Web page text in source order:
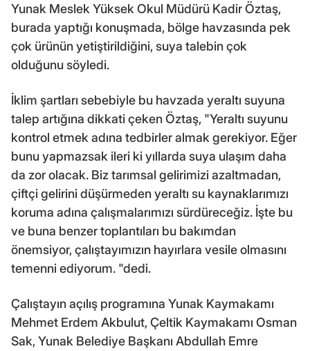
Yunak Meslek Yüksek Okul Müdürü Kadir Öztaş,
burada yaptığı konuşmada, bölge havzasında pek
çok ürünün yetiştirildiğini, suya talebin çok
olduğunu söyledi.
İklim şartları sebebiyle bu havzada yeraltı suyuna
talep artığına dikkati çeken Öztaş, "Yeraltı suyunu
kontrol etmek adına tedbirler almak gerekiyor. Eğer
bunu yapmazsak ileri ki yıllarda suya ulaşım daha
da zor olacak. Biz tarımsal gelirimizi azaltmadan,
çiftçi gelirini düşürmeden yeraltı su kaynaklarımızı
koruma adına çalışmalarımızı sürdüreceğiz. İşte bu
ve buna benzer toplantıları bu bakımdan
önemsiyor, çalıştayımızın hayırlara vesile olmasını
temenni ediyorum. "dedi.
Çalıştayın açılış programına Yunak Kaymakamı
Mehmet Erdem Akbulut, Çeltik Kaymakamı Osman
Sak, Yunak Belediye Başkanı Abdullah Emre